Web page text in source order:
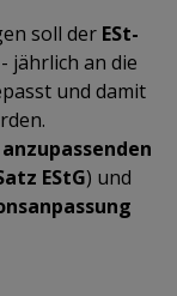
soll der ESt-
jährlich an die
und damit
anzupassenden
EStG) und